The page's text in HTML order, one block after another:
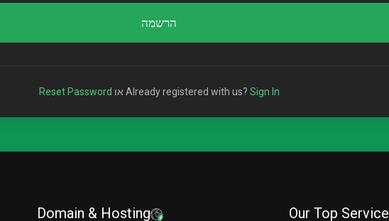
הרשמה
Already registered with us? Sign In או Reset Password
Our Top Service
Domain & Hosting